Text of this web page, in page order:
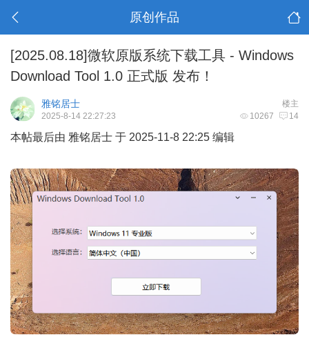
原创作品
[2025.08.18]微软原版系统下载工具 - Windows
Download Tool 1.0 正式版 发布！
楼主
雅铭居士
10267 14
2025-8-14 22:27:23
本帖最后由 雅铭居士 于 2025-11-8 22:25 编辑